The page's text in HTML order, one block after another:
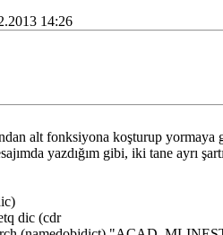
14:26
alt fonksiyona koşturup yormaya
yazdığım gibi, iki tane ayrı
dic (cdr